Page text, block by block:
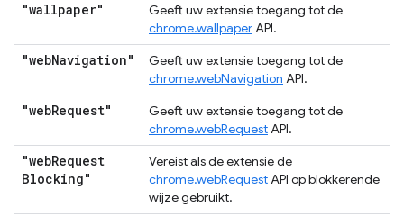
"wallpaper"
Geeft uw extensie toegang tot de
chrome.wallpaperAPI.
"webNavigation"
Geeft uw extensie toegang tot de
chrome.webNavigation API.
"webRequest"
Geeft uw extensie toegang tot de
chrome.webRequestAPI.
"webRequest
Blocking"
Vereist als de extensie de
chrome.webRequestAPI op blokkerende
wijze gebruikt.